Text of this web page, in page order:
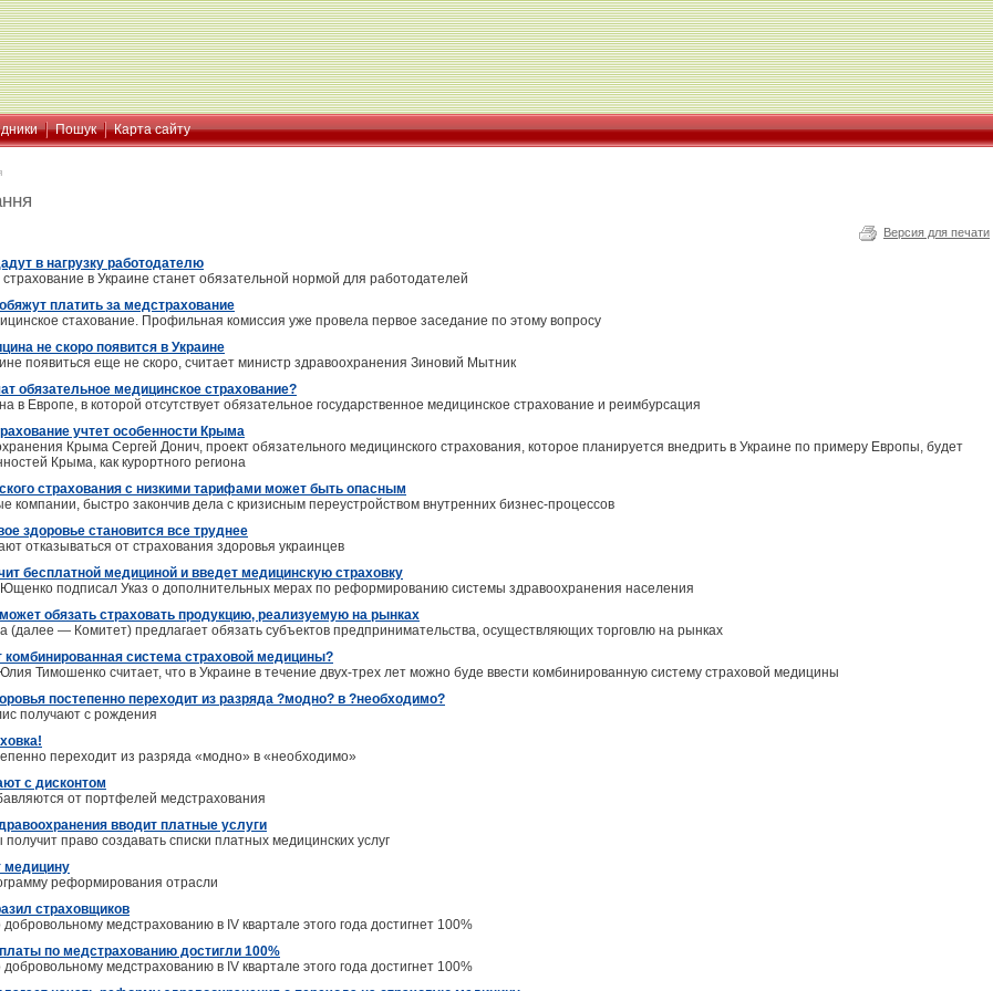
Пошук Карта сайту
Версия для печати
в нагрузку работодателю
в Украине станет обязательной нормой для работодателей
платить за медстрахование
стахование. Профильная комиссия уже провела первое заседание по этому вопросу
не скоро появится в Украине
появиться еще не скоро, считает министр здравоохранения Зиновий Мытник
обязательное медицинское страхование?
в Европе, в которой отсутствует обязательное государственное медицинское страхование и реимбурсация
учтет особенности Крыма
Крыма Сергей Донич, проект обязательного медицинского страхования, которое планируется внедрить в Украине по примеру Европы, будет
Крыма, как курортного региона
страхования с низкими тарифами может быть опасным
компании, быстро закончив дела с кризисным переустройством внутренних бизнес-процессов
здоровье становится все труднее
отказываться от страхования здоровья украинцев
бесплатной медициной и введет медицинскую страховку
подписал Указ о дополнительных мерах по реформированию системы здравоохранения населения
обязать страховать продукцию, реализуемую на рынках
(далее — Комитет) предлагает обязать субъектов предпринимательства, осуществляющих торговлю на рынках
комбинированная система страховой медицины?
Тимошенко считает, что в Украине в течение двух-трех лет можно буде ввести комбинированную систему страховой медицины
постепенно переходит из разряда ?модно? в ?необходимо?
получают с рождения
переходит из разряда «модно» в «необходимо»
с дисконтом
от портфелей медстрахования
вводит платные услуги
право создавать списки платных медицинских услуг
медицину
реформирования отрасли
страховщиков
медстрахованию в IV квартале этого года достигнет 100%
по медстрахованию достигли 100%
медстрахованию в IV квартале этого года достигнет 100%